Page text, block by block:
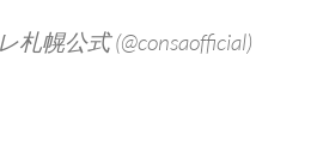
幌公式 (@consaofficial)